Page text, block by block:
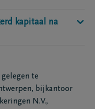
jaar zijn om een
te gaan.
tijdens jouw
gegevens naar
bedrag na de
overlijden,
kapitaal na
begunstigde(n).
te
bijkantoor
N.V.,